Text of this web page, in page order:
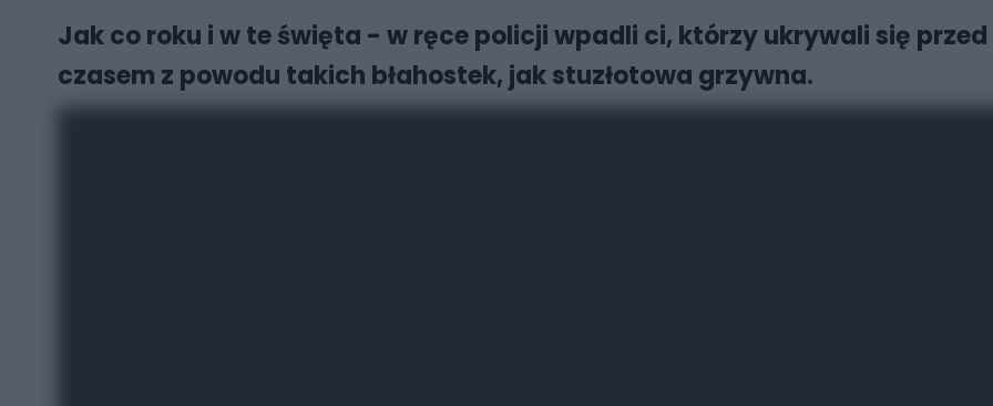
Jak co roku i w te święta - w ręce policji wpadli ci, którzy ukrywali się
czasem z powodu takich błahostek, jak stuzłotowa grzywna.